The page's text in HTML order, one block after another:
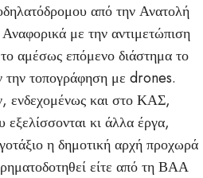
από την Ανατολή
με την αντιμετώπιση
αμέσως επόμενο διάστημα το
την τοπογράφηση με drones.
ενδεχομένως και στο ΚΑΣ,
κι άλλα έργα,
η δημοτική αρχή προχωρά
είτε από τη ΒΑΑ